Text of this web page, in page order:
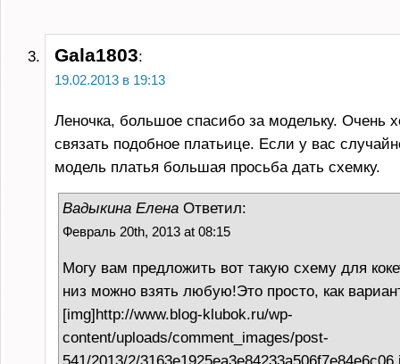
Gala1803:
19.02.2013 в 19:13
Леночка, большое спасибо за модельку. Очень
связать подобное платьице. Если у вас
модель платья большая просьба дать схемку.
Вадыкина Елена Ответил:
Февраль 20th, 2013 at 08:15
Могу вам предложить вот такую схему для
низ можно взять любую!Это просто, как
[img]http://www.blog-klubok.ru/wp-
content/uploads/comment_images/post-